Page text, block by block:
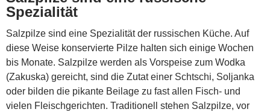
Spezialität
Salzpilze sind eine Spezialität der russischen Küche. Auf
diese Weise konservierte Pilze halten sich einige Wochen
bis Monate. Salzpilze werden als Vorspeise zum Wodka
(Zakuska) gereicht, sind die Zutat einer Schtschi, Soljanka
oder bilden die pikante Beilage zu fast allen Fisch- und
vielen Fleischgerichten. Traditionell stehen Salzpilze, vor